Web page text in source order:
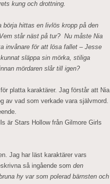
kung och drottning.
börja hittas en livlös kropp på den
står näst på tur? Nu måste Nia
invånare för att lösa fallet – Jesse
släppa sin mörka, stiliga
mördaren slår till igen?
platta karaktärer. Jag förstår att Nia
av vad som verkade vara självmord.
är Stars Hollow från Gilmore Girls
Jag har läst karaktärer vars
så ingående som den
hy var som polerad bärnsten och